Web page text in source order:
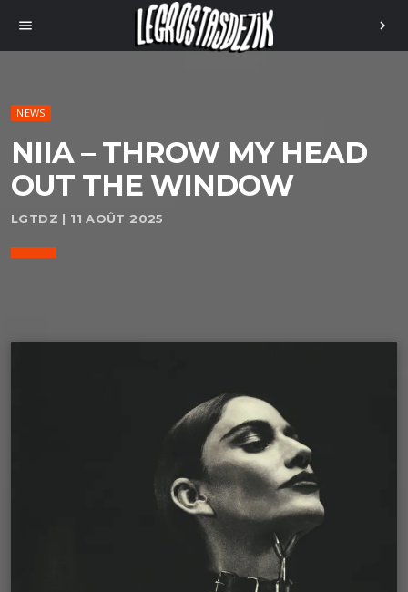
menu chevron_right
NEWS
NIIA – THROW MY HEAD
OUT THE WINDOW
LGTDZ | 11 AOÛT 2025